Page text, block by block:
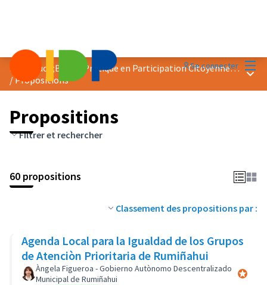
Se connecter
Prix &quot;Bonne Pratique en Participation Citoyenne&quot; 2018
/Propositions
Propositions
Filtrer et rechercher
60 propositions
Classement des propositions par :
Agenda Local para la Igualdad de los Grupos
de Atenciòn Prioritaria de Rumiñahui
Àngela Figueroa - Gobierno Autònomo Descentralizado
Municipal de Rumiñahui